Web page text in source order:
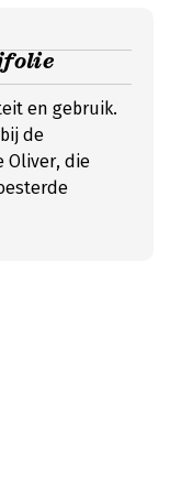
en gebruik.
de
Oliver, die